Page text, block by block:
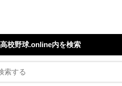
高校野球.online内を検索